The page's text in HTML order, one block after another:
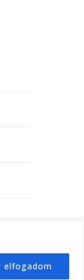
elfogadom